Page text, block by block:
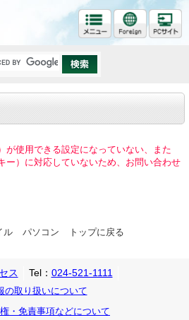
が使用できる設定になっていない、また
ー）に対応していないため、お問い合わせ
ル パソコン トップに戻る
ス Tel： 024-521-1111
の取り扱いについて
・免責事項などについて